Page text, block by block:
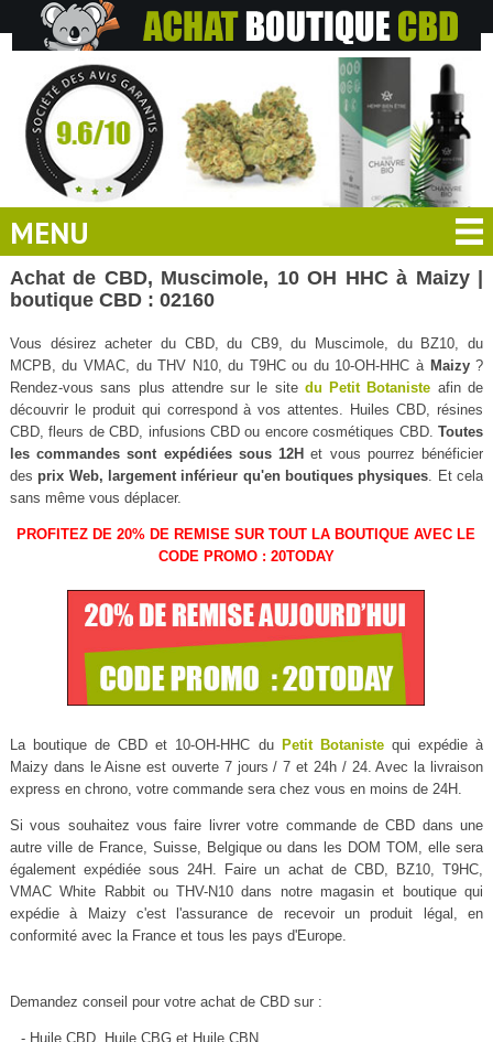
MENU
Achat de CBD, Muscimole, 10 OH HHC à Maizy |
boutique CBD : 02160
Vous désirez acheter du CBD, du CB9, du Muscimole, du BZ10, du
MCPB, du VMAC, du THV N10, du T9HC ou du 10-OH-HHC à Maizy?
Rendez-vous sans plus attendre sur le site du Petit Botaniste afin de
découvrir le produit qui correspond à vos attentes. Huiles CBD, résines
CBD, fleurs de CBD, infusions CBD ou encore cosmétiques CBD.Toutes
les commandes sont expédiées sous 12H et vous pourrez bénéficier
des prix Web, largement inférieur qu'en boutiques physiques . Et cela
sans même vous déplacer.
PROFITEZ DE 20% DE REMISE SUR TOUT LA BOUTIQUE AVEC LE
CODE PROMO : 20TODAY
La boutique de CBD et 10-OH-HHC du Petit Botanistequi expédie à
Maizy dans le Aisne est ouverte 7 jours / 7 et 24h / 24. Avec la livraison
express en chrono, votre commande sera chez vous en moins de 24H.
Si vous souhaitez vous faire livrer votre commande de CBD dans une
autre ville de France, Suisse, Belgique ou dans les DOM TOM, elle sera
également expédiée sous 24H. Faire un achat de CBD, BZ10, T9HC,
VMAC White Rabbit ou THV-N10 dans notre magasin et boutique qui
expédie à Maizy c'est l'assurance de recevoir un produit légal, en
conformité avec la France et tous les pays d'Europe.
Demandez conseil pour votre achat de CBD sur :
- Huile CBD, Huile CBG et Huile CBN